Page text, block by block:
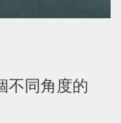
不同角度的